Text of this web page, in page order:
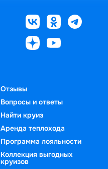
Отзывы
Вопросы и ответы
Найти круиз
Аренда теплохода
Программа лояльности
Коллекция выгодных
круизов